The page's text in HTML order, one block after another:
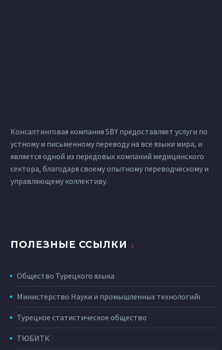
Консалтинговая компания SBY предоставляет услуги по
устному и письменному переводу на все языки мира, и
является одной из передовых компаний медицинского
сектора, благодаря своему опытному переводческому и
управляющему коллективу.
ПОЛЕЗНЫЕ ССЫЛКИ
Общество Турецкого языка
Министерство Науки и промышленных технологийı
Турецкое статистическое общество
ТЮБИТК